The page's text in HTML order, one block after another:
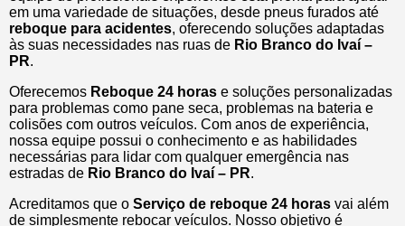
em uma variedade de situações, desde pneus furados até
reboque para acidentes, oferecendo soluções adaptadas
às suas necessidades nas ruas de Rio Branco do Ivaí –
PR.
Oferecemos Reboque 24 horas e soluções personalizadas
para problemas como pane seca, problemas na bateria e
colisões com outros veículos. Com anos de experiência,
nossa equipe possui o conhecimento e as habilidades
necessárias para lidar com qualquer emergência nas
estradas de Rio Branco do Ivaí – PR.
Acreditamos que o Serviço de reboque 24 horas vai além
de simplesmente rebocar veículos. Nosso objetivo é